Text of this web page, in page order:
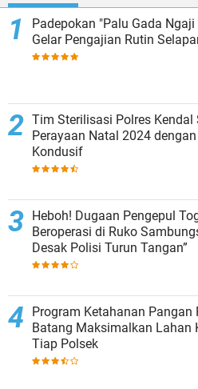
Padepokan "Palu Gada Ngaji
Gelar Pengajian Rutin
Tim Sterilisasi Polres Kendal
Perayaan Natal 2024
Kondusif
Heboh! Dugaan Pengepul
Beroperasi di Ruko
Desak Polisi Turun Tangan”
Program Ketahanan Pangan
Batang Maksimalkan Lahan
Tiap Polsek